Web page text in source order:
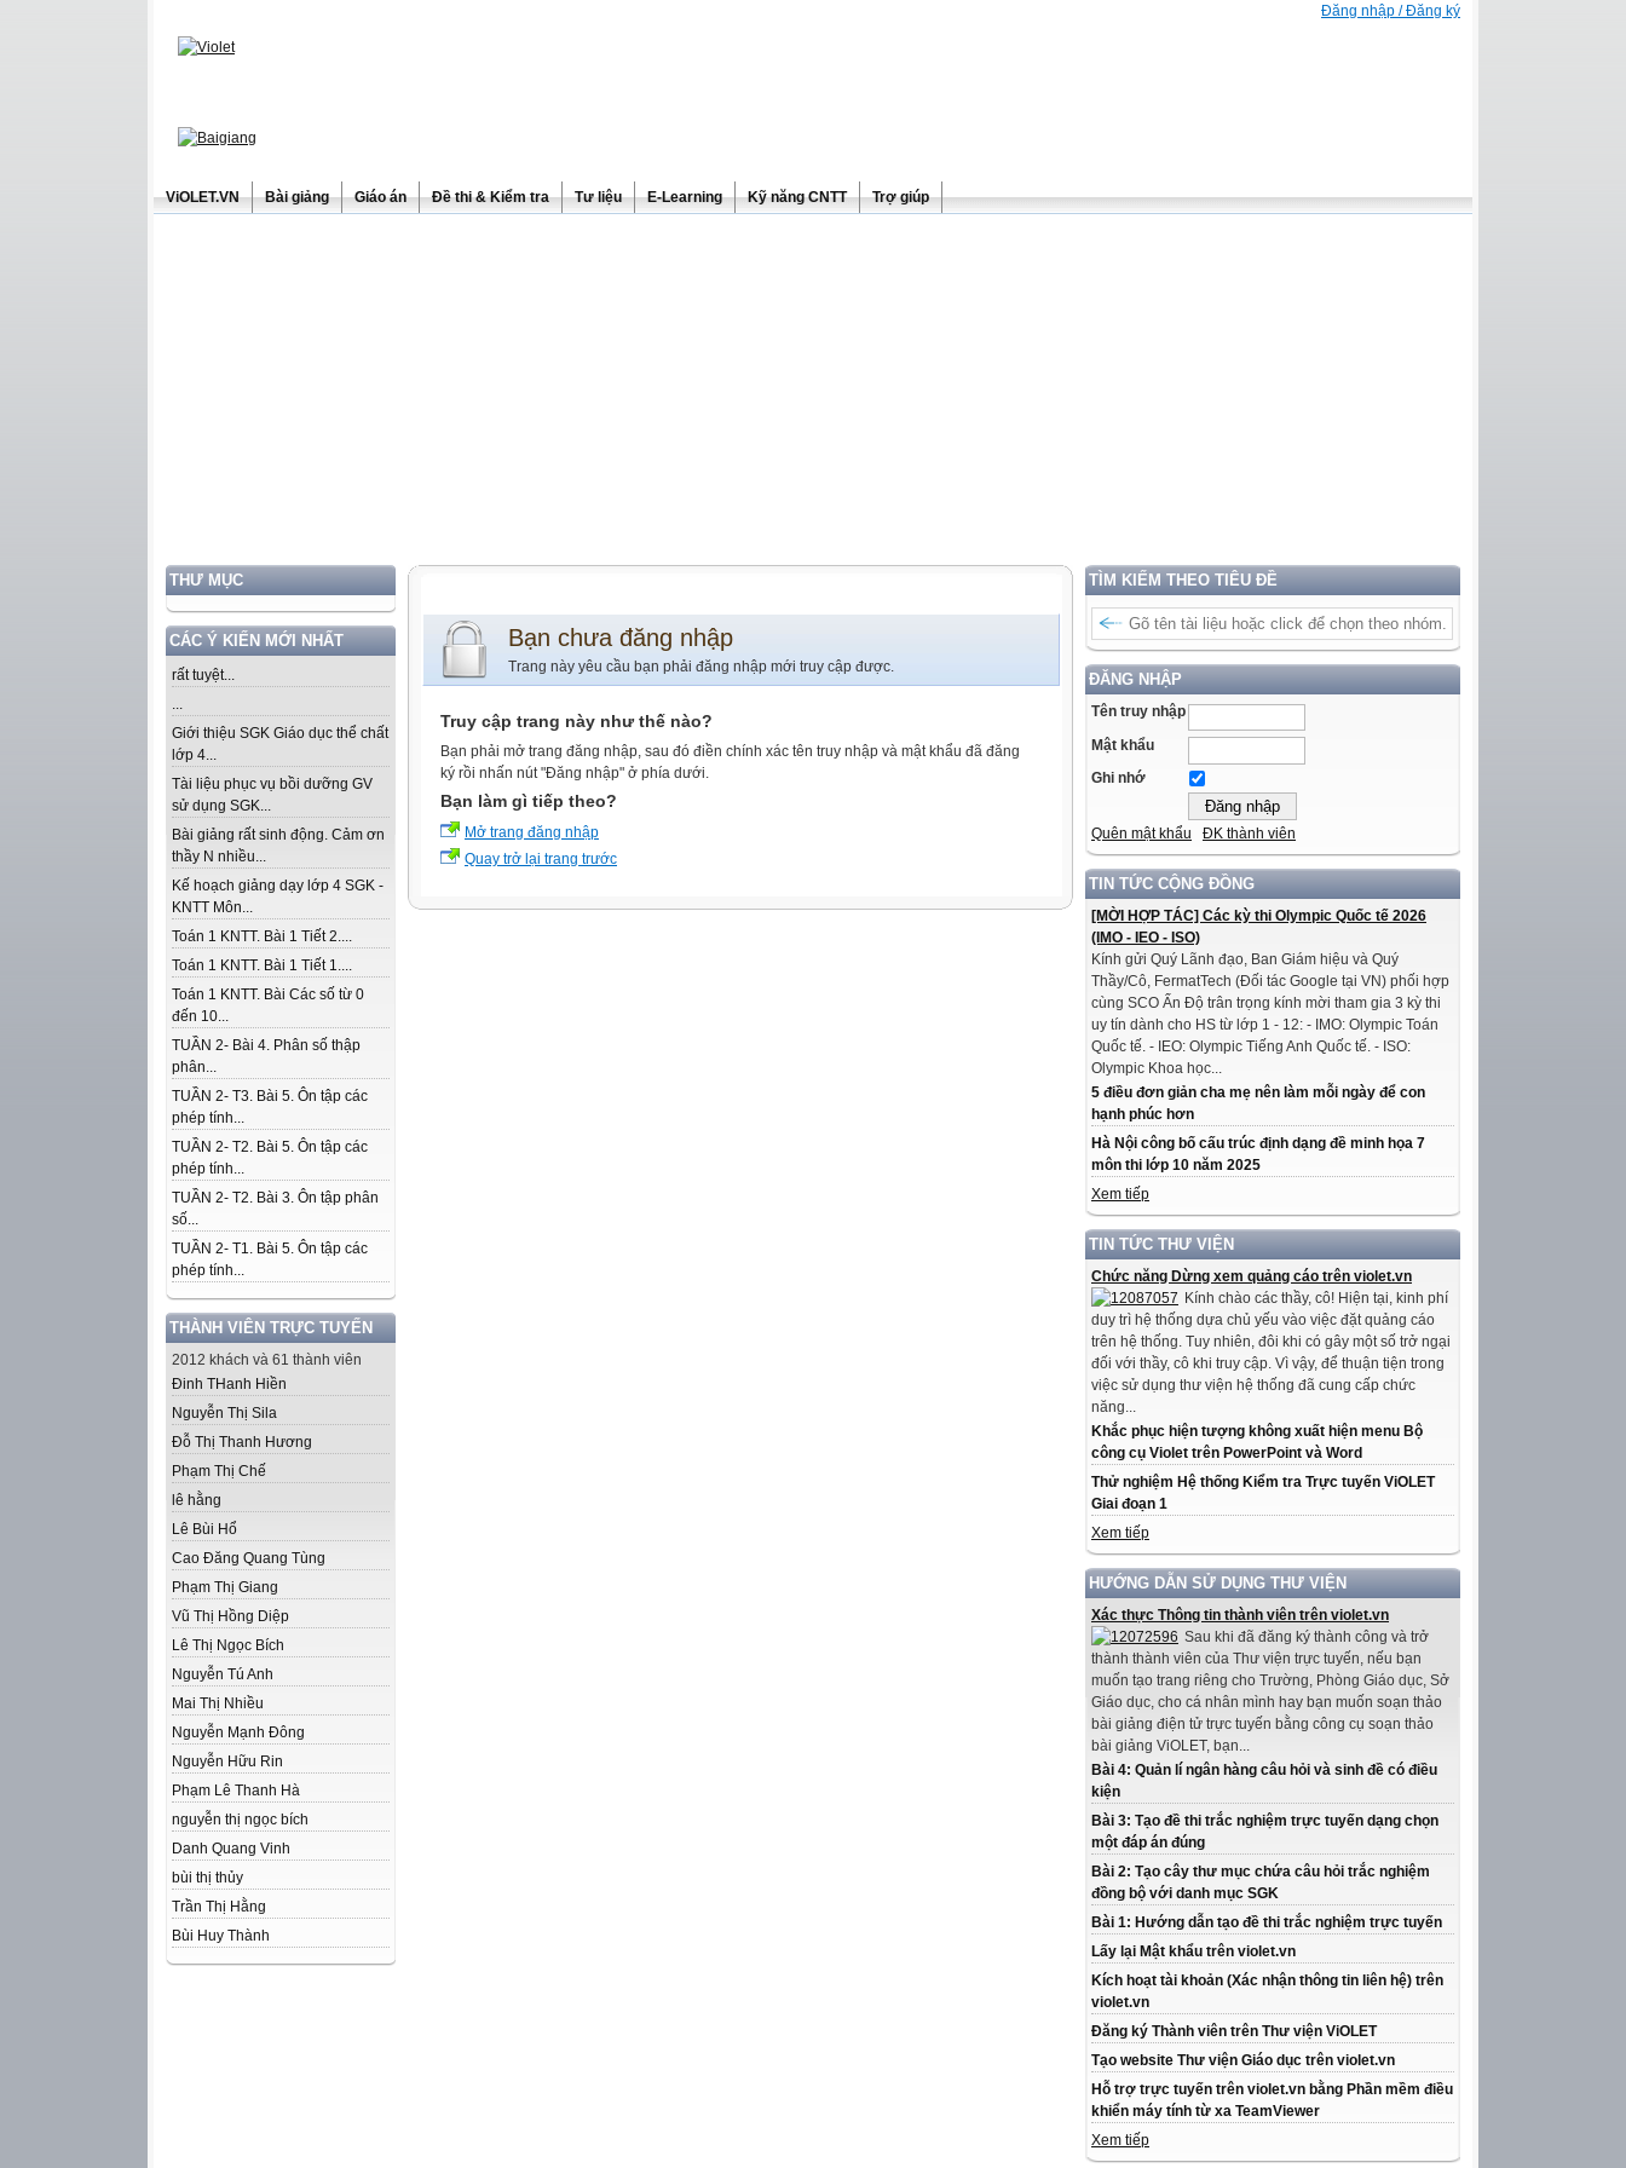
Đăng nhập / Đăng ký
ViOLET.VN Bài giảng Giáo án Đề thi & Kiểm tra Tư liệu E-Learning Kỹ năng CNTT Trợ giúp
THƯ MỤC
CÁC Ý KIẾN MỚI NHẤT
rất tuyệt...
...
Giới thiệu SGK Giáo dục thể chất
lớp 4...
Tài liệu phục vụ bồi dưỡng GV
sử dụng SGK...
Bài giảng rất sinh động. Cảm ơn
thầy N nhiều...
Kế hoạch giảng dạy lớp 4 SGK -
KNTT Môn...
Toán 1 KNTT. Bài 1 Tiết 2....
Toán 1 KNTT. Bài 1 Tiết 1....
Toán 1 KNTT. Bài Các số từ 0
đến 10...
TUẦN 2- Bài 4. Phân số thập
phân...
TUẦN 2- T3. Bài 5. Ôn tập các
phép tính...
TUẦN 2- T2. Bài 5. Ôn tập các
phép tính...
TUẦN 2- T2. Bài 3. Ôn tập phân
số...
TUẦN 2- T1. Bài 5. Ôn tập các
phép tính...
THÀNH VIÊN TRỰC TUYẾN
2012 khách và 61 thành viên
Đinh THanh Hiền
Nguyễn Thị Sila
Đỗ Thị Thanh Hương
Phạm Thị Chế
lê hằng
Lê Bùi Hổ
Cao Đăng Quang Tùng
Phạm Thị Giang
Vũ Thị Hồng Diệp
Lê Thị Ngọc Bích
Nguyễn Tú Anh
Mai Thị Nhiều
Nguyễn Mạnh Đông
Nguyễn Hữu Rin
Phạm Lê Thanh Hà
nguyễn thị ngọc bích
Danh Quang Vinh
bùi thị thủy
Trần Thị Hằng
Bùi Huy Thành
TÌM KIẾM THEO TIÊU ĐỀ
ĐĂNG NHẬP
Tên truy nhập
Mật khẩu
Ghi nhớ
Quên mật khẩu ĐK thành viên
TIN TỨC CỘNG ĐỒNG
[MỜI HỢP TÁC] Các kỳ thi Olympic Quốc tế 2026
(IMO - IEO - ISO)
Kính gửi Quý Lãnh đạo, Ban Giám hiệu và Quý
Thầy/Cô, FermatTech (Đối tác Google tại VN) phối hợp
cùng SCO Ấn Độ trân trọng kính mời tham gia 3 kỳ thi
uy tín dành cho HS từ lớp 1 - 12: - IMO: Olympic Toán
Quốc tế. - IEO: Olympic Tiếng Anh Quốc tế. - ISO:
Olympic Khoa học...
5 điều đơn giản cha mẹ nên làm mỗi ngày để con
hạnh phúc hơn
Hà Nội công bố cấu trúc định dạng đề minh họa 7
môn thi lớp 10 năm 2025
Xem tiếp
TIN TỨC THƯ VIỆN
Chức năng Dừng xem quảng cáo trên violet.vn
Kính chào các thầy, cô! Hiện tại, kinh phí
duy trì hệ thống dựa chủ yếu vào việc đặt quảng cáo
trên hệ thống. Tuy nhiên, đôi khi có gây một số trở ngại
đối với thầy, cô khi truy cập. Vì vậy, để thuận tiện trong
việc sử dụng thư viện hệ thống đã cung cấp chức
năng...
Khắc phục hiện tượng không xuất hiện menu Bộ
công cụ Violet trên PowerPoint và Word
Thử nghiệm Hệ thống Kiểm tra Trực tuyến ViOLET
Giai đoạn 1
Xem tiếp
HƯỚNG DẪN SỬ DỤNG THƯ VIỆN
Xác thực Thông tin thành viên trên violet.vn
Sau khi đã đăng ký thành công và trở
thành thành viên của Thư viện trực tuyến, nếu bạn
muốn tạo trang riêng cho Trường, Phòng Giáo dục, Sở
Giáo dục, cho cá nhân mình hay bạn muốn soạn thảo
bài giảng điện tử trực tuyến bằng công cụ soạn thảo
bài giảng ViOLET, bạn...
Bài 4: Quản lí ngân hàng câu hỏi và sinh đề có điều
kiện
Bài 3: Tạo đề thi trắc nghiệm trực tuyến dạng chọn
một đáp án đúng
Bài 2: Tạo cây thư mục chứa câu hỏi trắc nghiệm
đồng bộ với danh mục SGK
Bài 1: Hướng dẫn tạo đề thi trắc nghiệm trực tuyến
Lấy lại Mật khẩu trên violet.vn
Kích hoạt tài khoản (Xác nhận thông tin liên hệ) trên
violet.vn
Đăng ký Thành viên trên Thư viện ViOLET
Tạo website Thư viện Giáo dục trên violet.vn
Hỗ trợ trực tuyến trên violet.vn bằng Phần mềm điều
khiển máy tính từ xa TeamViewer
Xem tiếp
Bạn chưa đăng nhập
Trang này yêu cầu bạn phải đăng nhập mới truy cập được.
Truy cập trang này như thế nào?
Bạn phải mở trang đăng nhập, sau đó điền chính xác tên truy nhập và mật khẩu đã đăng
ký rồi nhấn nút "Đăng nhập" ở phía dưới.
Bạn làm gì tiếp theo?
Mở trang đăng nhập
Quay trở lại trang trước